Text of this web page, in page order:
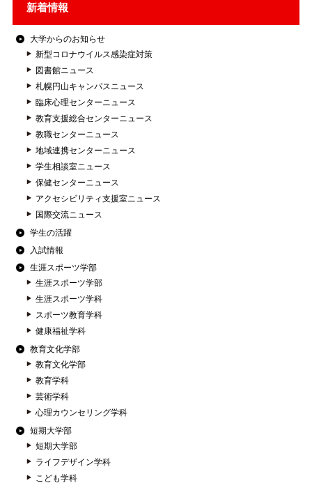
新着情報
大学からのお知らせ
新型コロナウイルス感染症対策
図書館ニュース
札幌円山キャンパスニュース
臨床心理センターニュース
教育支援総合センターニュース
教職センターニュース
地域連携センターニュース
学生相談室ニュース
保健センターニュース
アクセシビリティ支援室ニュース
国際交流ニュース
学生の活躍
入試情報
生涯スポーツ学部
生涯スポーツ学部
生涯スポーツ学科
スポーツ教育学科
健康福祉学科
教育文化学部
教育文化学部
教育学科
芸術学科
心理カウンセリング学科
短期大学部
短期大学部
ライフデザイン学科
こども学科